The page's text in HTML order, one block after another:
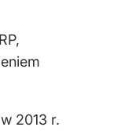
2013 r.